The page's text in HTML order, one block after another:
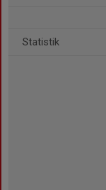
Statistik